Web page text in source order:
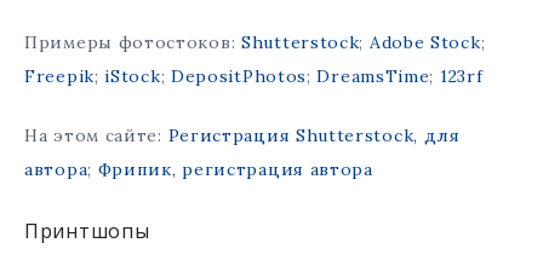
Примеры фотостоков: Shutterstock; Adobe Stock;
Freepik;iStock; DepositPhotos;DreamsTime; 123rf
На этом сайте: Регистрация Shutterstock, для
автора; Фрипик, регистрация автора
Принтшопы